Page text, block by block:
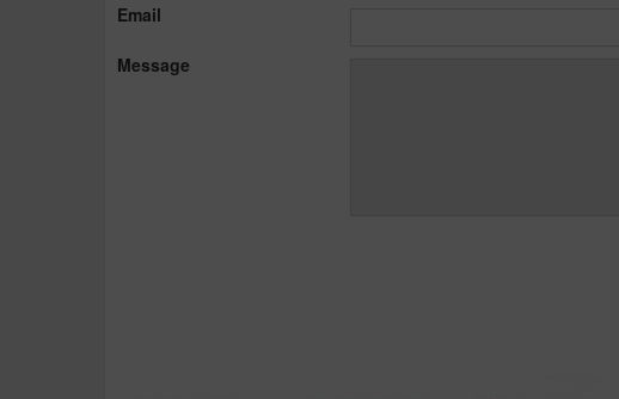
Email
Message